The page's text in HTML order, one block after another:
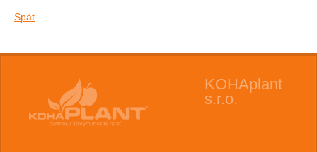
Späť
KOHAplant
s.r.o.